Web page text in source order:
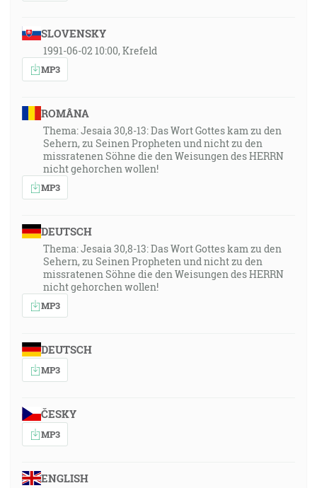
SLOVENSKY
1991-06-02 10:00, Krefeld
MP3
ROMÂNA
Thema: Jesaia 30,8-13: Das Wort Gottes kam zu den
Sehern, zu Seinen Propheten und nicht zu den
missratenen Söhne die den Weisungen des HERRN
nicht gehorchen wollen!
MP3
DEUTSCH
Thema: Jesaia 30,8-13: Das Wort Gottes kam zu den
Sehern, zu Seinen Propheten und nicht zu den
missratenen Söhne die den Weisungen des HERRN
nicht gehorchen wollen!
MP3
DEUTSCH
MP3
ČESKY
MP3
ENGLISH